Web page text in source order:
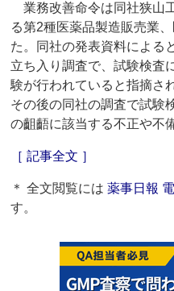
業務改善命令は同社狭山
る第2種医薬品製造販売業
た。同社の発表資料による
立ち入り調査で、試験検査
験が行われていると指摘さ
その後の同社の調査で試験
の齟齬に該当する不正や不
［ 記事全文 ］
＊ 全文閲覧には薬事日報
す。